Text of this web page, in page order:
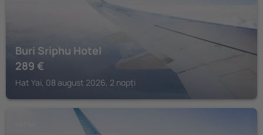
Buri Sriphu Hotel
289 €
Hat Yai, 08 august 2026, 2 nopți